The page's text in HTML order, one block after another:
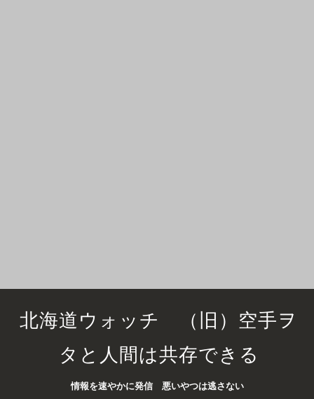
北海道ウォッチ （旧）空手ヲ
タと人間は共存できる
情報を速やかに発信 悪いやつは逃さない